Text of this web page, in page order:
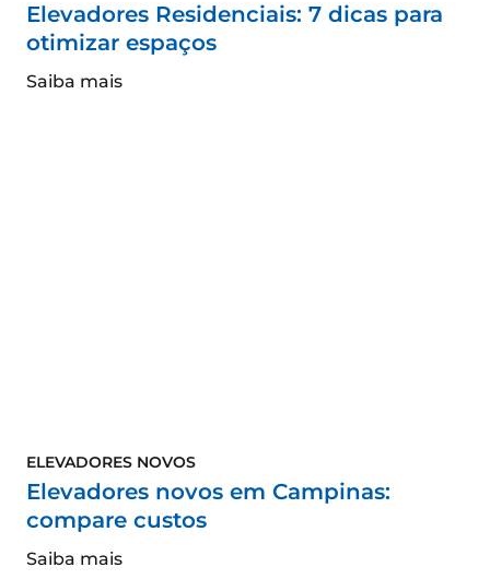
Elevadores Residenciais: 7 dicas para
otimizar espaços
Saiba mais
ELEVADORES NOVOS
Elevadores novos em Campinas:
compare custos
Saiba mais